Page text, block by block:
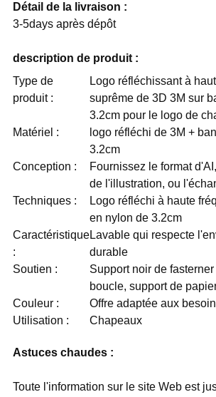
Détail de la livraison :
3-5days après dépôt
description de produit :
Type de
produit :
Logo réfléchissant à
suprême de 3D 3M sur
3.2cm pour le logo de
Matériel :
logo réfléchi de 3M +
3.2cm
Conception :
Fournissez le format
de l'illustration, ou
Techniques :
Logo réfléchi à haute
en nylon de 3.2cm
Caractéristique
:
Lavable qui respecte
durable
Soutien :
Support noir de
boucle, support de
Couleur :
Offre adaptée aux
Utilisation :
Chapeaux
Astuces chaudes :
Toute l'information sur le site Web est